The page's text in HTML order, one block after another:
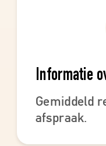
Informatie
Gemiddeld
afspraak.